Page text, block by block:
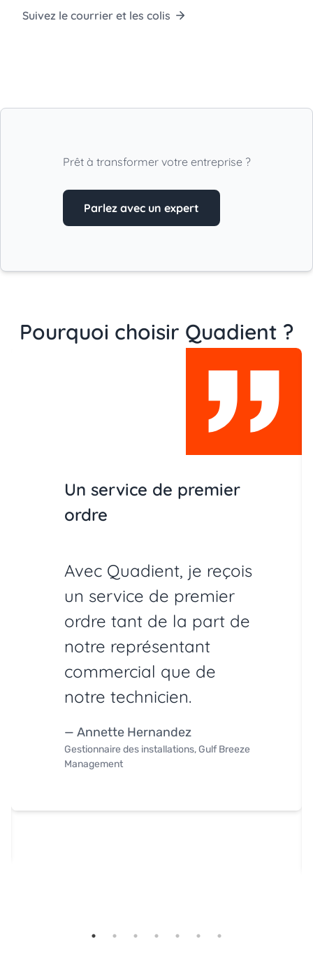
Suivez le courrier et les colis
Prêt à transformer votre entreprise ?
Parlez avec un expert
Pourquoi choisir Quadient ?
Un service de premier
ordre
Avec Quadient, je reçois
un service de premier
ordre tant de la part de
notre représentant
commercial que de
notre technicien.
— Annette Hernandez
Gestionnaire des installations, Gulf Breeze
Management